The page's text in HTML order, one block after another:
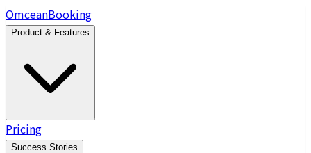
OmceanBooking
Product & Features
Pricing
Success Stories